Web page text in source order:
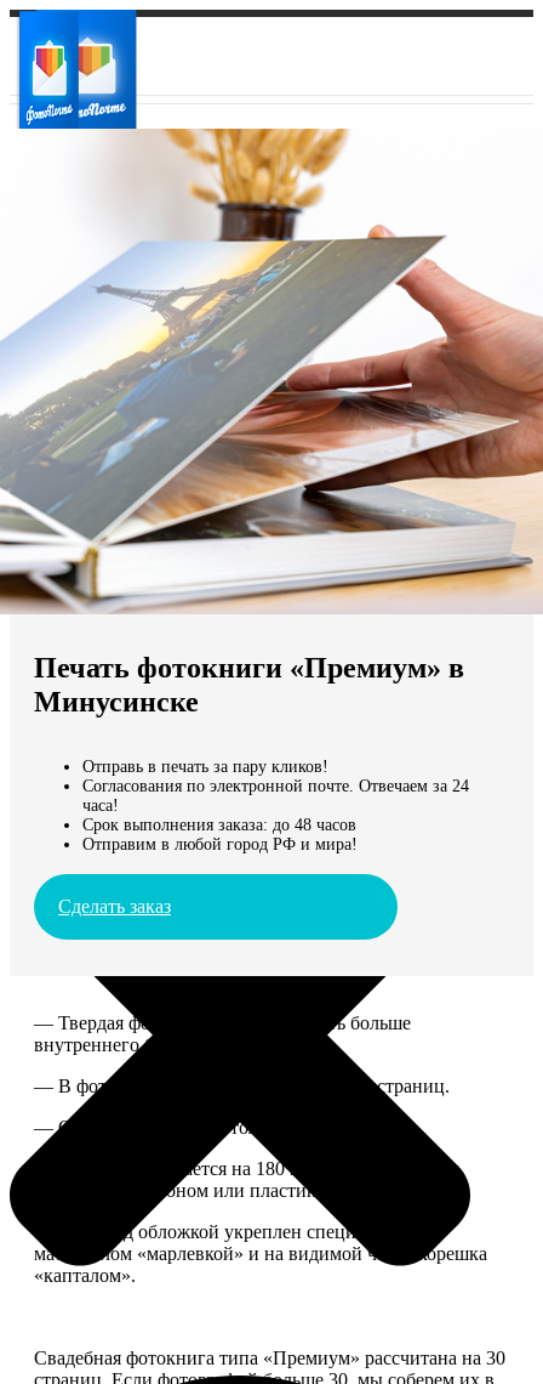
Ваш регион доставки
Выберите из списка:
Мы доставляем по всему миру
Продолжить без города
Печать фотокниги «Премиум» в
Минусинске
Отправь в печать за пару кликов!
Согласования по электронной почте. Отвечаем за 24
часа!
Срок выполнения заказа: до 48 часов
Отправим в любой город РФ и мира!
Сделать заказ
— Твердая фотообложка, размер чуть больше
внутреннего блока.
— В фотокниге может быть от 20 до 100 страниц.
— Страницы плотные, толщина 1 мм.
— Книга раскрывается на 180 градусов, развороты
укреплены картоном или пластиком.
— Блок под обложкой укреплен специальным
материалом «марлевкой» и на видимой части корешка
«капталом».
Свадебная фотокнига типа «Премиум» рассчитана на 30
страниц. Если фотографий больше 30, мы соберем их в